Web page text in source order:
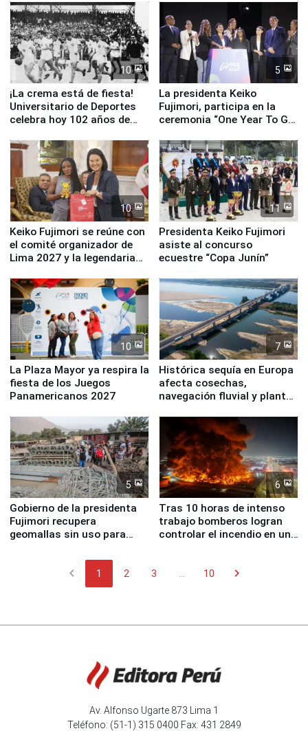
equipamiento para
Serenazgo
10
¡La crema está de fiesta!
Universitario de Deportes
celebra hoy 102 años de
5
La presidenta Keiko
Fujimori, participa en la
ceremonia “One Year To Go
10
Keiko Fujimori se reúne con
el comité organizador de
Lima 2027 y la legendaria
11
Presidenta Keiko Fujimori
asiste al concurso
ecuestre “Copa Junín”
10
La Plaza Mayor ya respira la
fiesta de los Juegos
Panamericanos 2027
7
Histórica sequía en Europa
afecta cosechas,
navegación fluvial y plantas
5
Gobierno de la presidenta
Fujimori recupera
geomallas sin uso para
Fenómeno El Niño
6
Tras 10 horas de intenso
trabajo bomberos logran
controlar el incendio en una
chevron_left 1 2 3 10 chevron_right
Av. Alfonso Ugarte 873 Lima 1
Teléfono: (51-1) 315 0400 Fax: 431 2849